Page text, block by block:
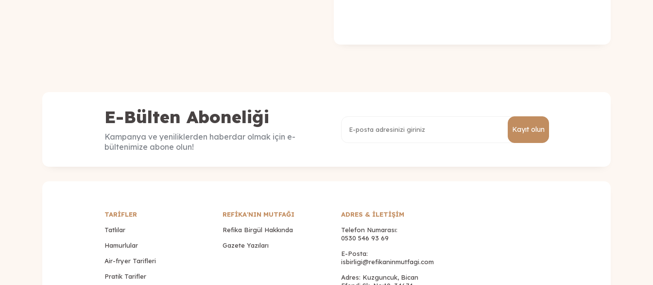
E-Bülten Aboneliği
Kampanya ve yeniliklerden haberdar olmak için e-
bültenimize abone olun!
Kayıt olun
TARİFLER
Tatlılar
Hamurlular
Air-fryer Tarifleri
Pratik Tarifler
REFİKA'NIN MUTFAĞI
Refika Birgül Hakkında
Gazete Yazıları
ADRES & İLETIŞIM
Telefon Numarası:
0530 546 93 69
E-Posta:
isbirligi@refikaninmutfagi.com
Adres: Kuzguncuk, Bican